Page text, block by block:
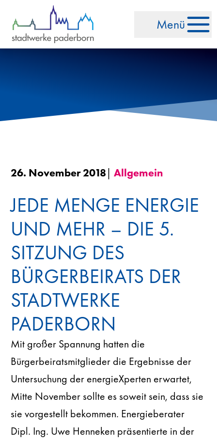
Zum Inhalt springen
Menü
26. November 2018| Allgemein
JEDE MENGE ENERGIE
UND MEHR – DIE 5.
SITZUNG DES
BÜRGERBEIRATS DER
STADTWERKE
PADERBORN
Mit großer Spannung hatten die
Bürgerbeiratsmitglieder die Ergebnisse der
Untersuchung der energieXperten erwartet,
Mitte November sollte es soweit sein, dass sie
sie vorgestellt bekommen. Energieberater
Dipl. Ing. Uwe Henneken präsentierte in der